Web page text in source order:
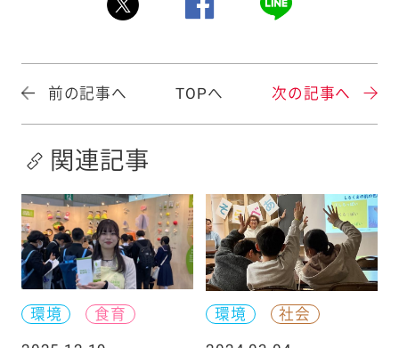
前の記事へ TOPへ 次の記事へ
関連記事
環境
食育
環境
社会